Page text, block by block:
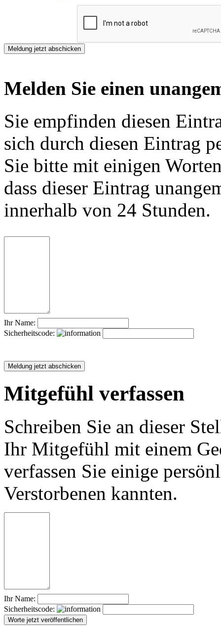
Melden Sie einen
Sie empfinden diesen
sich durch diesen Eintrag
Sie bitte mit einigen
dass dieser Eintrag
innerhalb von 24 Stunden.
Ihr Name:
Sicherheitscode:
Mitgefühl verfassen
Schreiben Sie an dieser
Ihr Mitgefühl mit einem
verfassen Sie einige
Verstorbenen kannten.
Ihr Name:
Sicherheitscode: